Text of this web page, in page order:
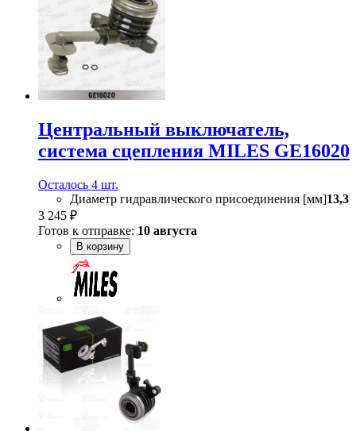
Центральный выключатель,
система сцепления MILES GE16020
Осталось 4 шт.
Диаметр гидравлического присоединения [мм]13,3
3 245 ₽
Готов к отправке: 10 августа
В корзину